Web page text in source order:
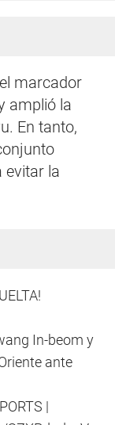
marcador
amplió la
En tanto,
evitar la
In-beom y
ante
|